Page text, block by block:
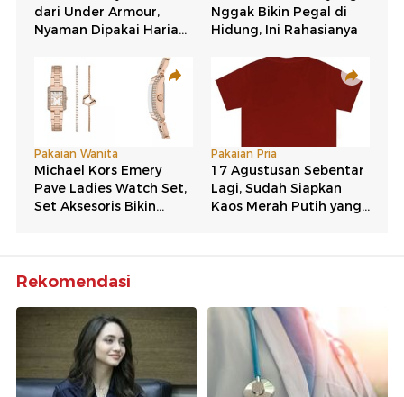
Rekomendasi